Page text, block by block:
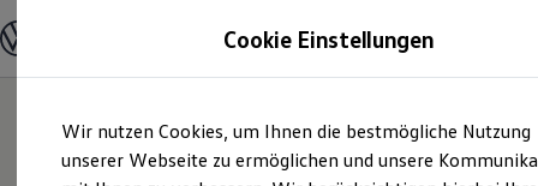
Hauptinhalt
springen
Footer
springen
Modelle und Konfigurator
Modelle vergleichen
Elektroautos
ENERGY Sondermodelle
Nutzfahrzeuge
Cookie Einstellungen
Wir nutzen Cookies, um Ihnen die bestmögliche Nutzung
unserer Webseite zu ermöglichen und unsere